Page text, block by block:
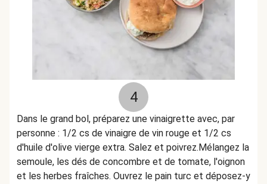
4
Dans le grand bol, préparez une vinaigrette avec, par
personne : 1/2 cs de vinaigre de vin rouge et 1/2 cs
d'huile d'olive vierge extra. Salez et poivrez.Mélangez la
semoule, les dés de concombre et de tomate, l'oignon
et les herbes fraîches. Ouvrez le pain turc et déposez-y